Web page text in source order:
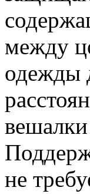
между
одежды
не